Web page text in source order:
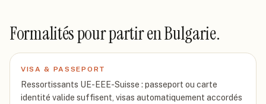
Formalités pour partiren Bulgarie.
VISA & PASSEPORT
Ressortissants UE-EEE-Suisse : passeport ou carte
identité valide suffisent, visas automatiquement accordés